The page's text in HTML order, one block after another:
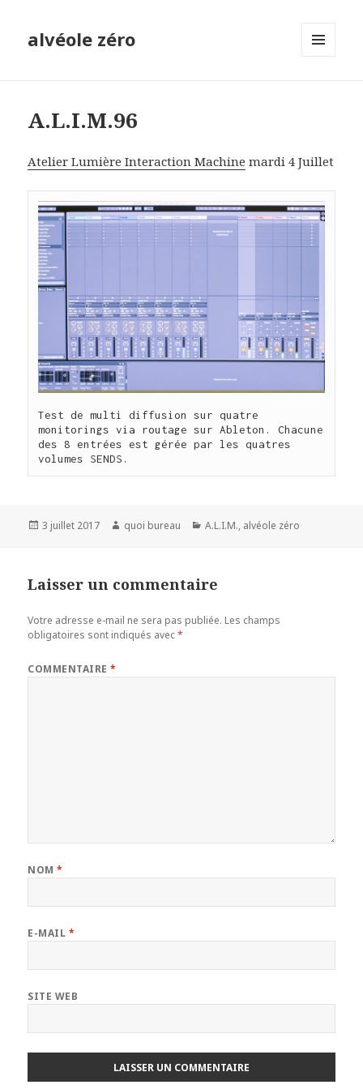
alvéole zéro
A.L.I.M.96
Atelier Lumière Interaction Machine mardi 4 Juillet
Test de multi diffusion sur quatre
monitorings via routage sur Ableton. Chacune
des 8 entrées est gérée par les quatres
volumes SENDS.
Publié
3 juillet 2017 Auteur
quoi bureau Catégories
A.L.I.M., alvéole zéro
Laisser un commentaire
Votre adresse e-mail ne sera pas publiée. Les champs
obligatoires sont indiqués avec*
COMMENTAIRE*
NOM*
E-MAIL *
SITE WEB